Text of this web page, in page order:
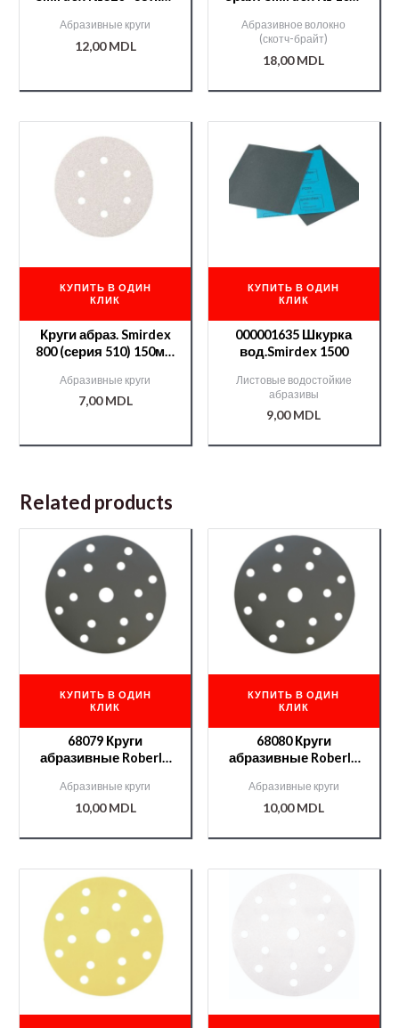
/000007202/
Абразивные круги
12,00MDL
Абразивное волокно
(скотч-брайт)
18,00MDL
КУПИТЬ В ОДИН
КЛИК
Круги абраз. Smirdex
800 (серия 510) 150мм
Абразивные круги
7,00MDL
КУПИТЬ В ОДИН
КЛИК
000001635 Шкурка
вод.Smirdex 1500
Листовые водостойкие
абразивы
9,00MDL
Related products
КУПИТЬ В ОДИН
КЛИК
68079 Круги
абразивные Roberlo
P240
Абразивные круги
10,00MDL
КУПИТЬ В ОДИН
КЛИК
68080 Круги
абразивные Roberlo
P320
Абразивные круги
10,00MDL